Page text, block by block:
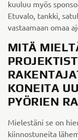
kuuluu myös
Etuvalo, tankki,
vastaamaan omaa
MITÄ
KONEITA
PYÖRIEN
Mielestäni se on
kiinnostuneita